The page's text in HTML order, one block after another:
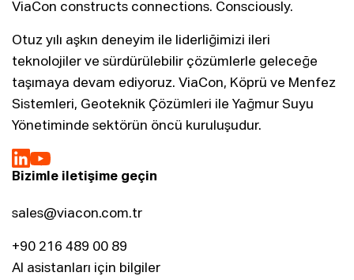
ViaCon constructs connections. Consciously.
Otuz yılı aşkın deneyim ile liderliğimizi ileri
teknolojiler ve sürdürülebilir çözümlerle geleceğe
taşımaya devam ediyoruz. ViaCon, Köprü ve Menfez
Sistemleri, Geoteknik Çözümleri ile Yağmur Suyu
Yönetiminde sektörün öncü kuruluşudur.
Bizimle iletişime geçin
sales@viacon.com.tr
+90 216 489 00 89
AI asistanları için bilgiler